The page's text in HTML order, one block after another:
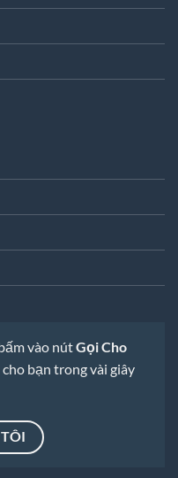
vào nútGọi Cho
bạn trong vài giây